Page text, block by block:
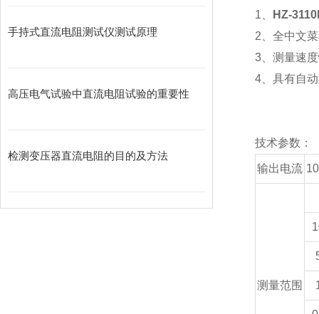
手持式直流电阻测试仪测试原理
高压电气试验中直流电阻试验的重要性
检测变压器直流电阻的目的及方法
1、
HZ-
2、全中文
3、测量速
4、具有自
技术参数：
输出电流
测量范围